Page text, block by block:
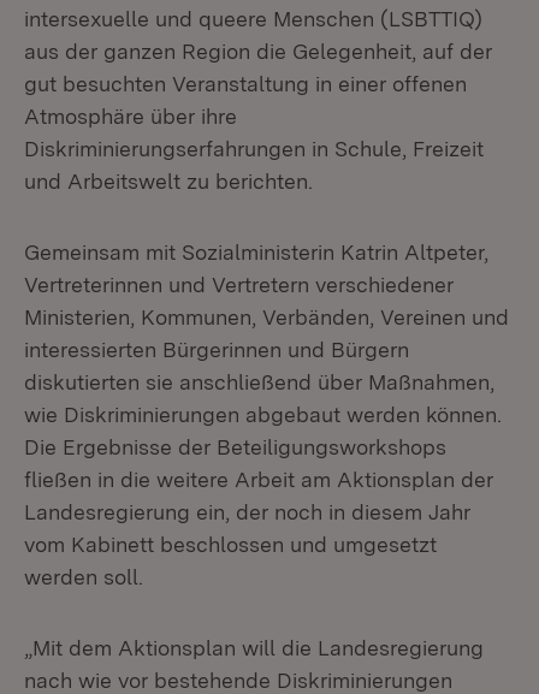
intersexuelle und queere Menschen (LSBTTIQ)
aus der ganzen Region die Gelegenheit, auf der
gut besuchten Veranstaltung in einer offenen
Atmosphäre über ihre
Diskriminierungserfahrungen in Schule, Freizeit
und Arbeitswelt zu berichten.
Gemeinsam mit Sozialministerin Katrin Altpeter,
Vertreterinnen und Vertretern verschiedener
Ministerien, Kommunen, Verbänden, Vereinen und
interessierten Bürgerinnen und Bürgern
diskutierten sie anschließend über Maßnahmen,
wie Diskriminierungen abgebaut werden können.
Die Ergebnisse der Beteiligungsworkshops
fließen in die weitere Arbeit am Aktionsplan der
Landesregierung ein, der noch in diesem Jahr
vom Kabinett beschlossen und umgesetzt
werden soll.
„Mit dem Aktionsplan will die Landesregierung
nach wie vor bestehende Diskriminierungen